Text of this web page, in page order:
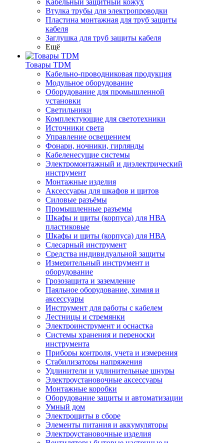
Кабельный защитный кожух
Втулка трубы для электропроводки
Пластина монтажная для труб защиты
кабеля
Заглушка для труб защиты кабеля
Ещё
Товары TDM
Кабельно-проводниковая продукция
Модульное оборудование
Оборудование для промышленной
установки
Светильники
Комплектующие для светотехники
Источники света
Управление освещением
Фонари, ночники, гирлянды
Кабеленесущие системы
Электромонтажный и диэлектрический
инструмент
Монтажные изделия
Аксессуары для шкафов и щитов
Силовые разъёмы
Промышленные разъемы
Шкафы и щиты (корпуса) для НВА
пластиковые
Шкафы и щиты (корпуса) для НВА
Слесарный инструмент
Средства индивидуальной защиты
Измерительный инструмент и
оборудование
Грозозащита и заземление
Паяльное оборудование, химия и
аксессуары
Инструмент для работы с кабелем
Лестницы и стремянки
Электроинструмент и оснастка
Системы хранения и переноски
инструмента
Приборы контроля, учета и измерения
Стабилизаторы напряжения
Удлинители и удлинительные шнуры
Электроустановочные аксессуары
Монтажные коробки
Оборудование защиты и автоматизации
Умный дом
Электрощиты в сборе
Элементы питания и аккумуляторы
Электроустановочные изделия